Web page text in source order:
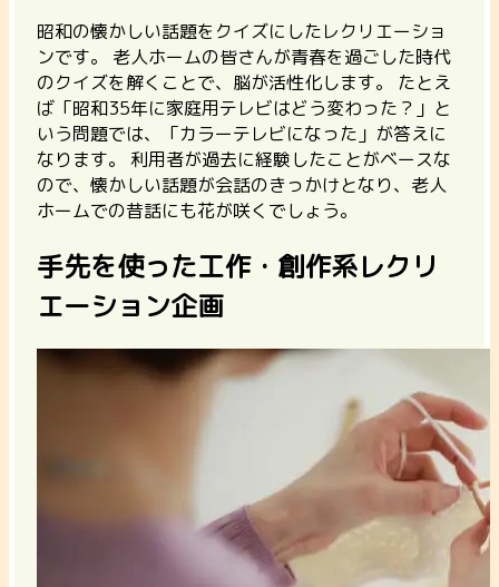
昭和の懐かしい話題をクイズにしたレクリエーショ
ンです。 老人ホームの皆さんが青春を過ごした時代
のクイズを解くことで、脳が活性化します。
たとえ
ば「昭和35年に家庭用テレビはどう変わった？」と
いう問題では、「カラーテレビになった」が答えに
なります。 利用者が過去に経験したことがベースな
ので、懐かしい話題が会話のきっかけとなり、老人
ホームでの昔話にも花が咲くでしょう。
手先を使った工作・創作系レクリ
エーション企画